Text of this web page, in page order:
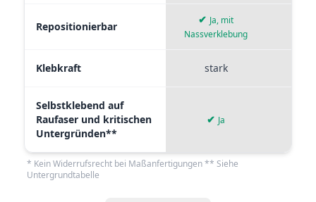
Repositionierbar
✔ Ja, mit
Nassverklebung
Klebkraft stark
Selbstklebend auf
Raufaser und kritischen
Untergründen**
✔ Ja
* Kein Widerrufsrecht bei Maßanfertigungen ** Siehe
Untergrundtabelle